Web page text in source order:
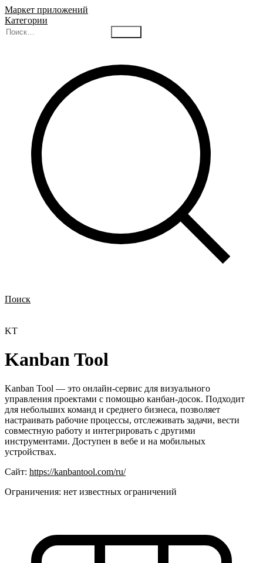
Маркет приложений
Категории
Поиск
KT
Kanban Tool
Kanban Tool — это онлайн-сервис для визуального
управления проектами с помощью канбан-досок. Подходит
для небольших команд и среднего бизнеса, позволяет
настраивать рабочие процессы, отслеживать задачи, вести
совместную работу и интегрировать с другими
инструментами. Доступен в вебе и на мобильных
устройствах.
Сайт: https://kanbantool.com/ru/
Ограничения: нет известных ограничений